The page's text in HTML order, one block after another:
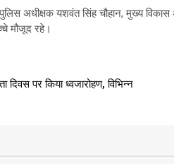
अधीक्षक यशवंत सिंह चौहान, मुख्य
मौजूद रहे।
पर किया ध्वजारोहण, विभिन्न